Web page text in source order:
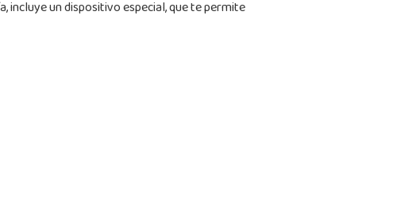
un dispositivo especial, que te permite